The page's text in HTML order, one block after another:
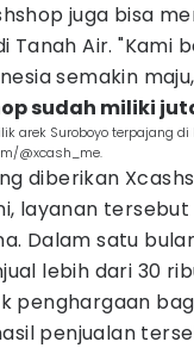
juga bisa
Tanah Air. "Kami
semakin
sudah miliki
arek Suroboyo terpajang di
@xcash_me.
diberikan
layanan
Dalam satu
lebih dari 30
penghargaan
penjualan